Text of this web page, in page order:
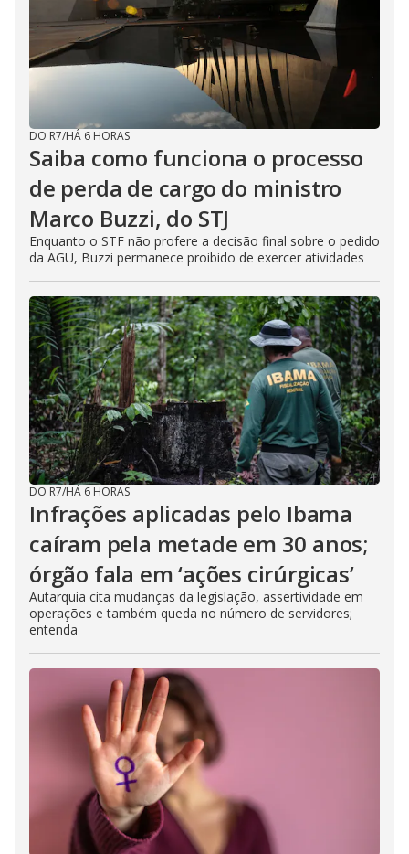
DO R7/HÁ 6 HORAS
Saiba como funciona o processo
de perda de cargo do ministro
Marco Buzzi, do STJ
Enquanto o STF não profere a decisão final sobre o pedido
da AGU, Buzzi permanece proibido de exercer atividades
DO R7/HÁ 6 HORAS
Infrações aplicadas pelo Ibama
caíram pela metade em 30 anos;
órgão fala em ‘ações cirúrgicas’
Autarquia cita mudanças da legislação, assertividade em
operações e também queda no número de servidores;
entenda